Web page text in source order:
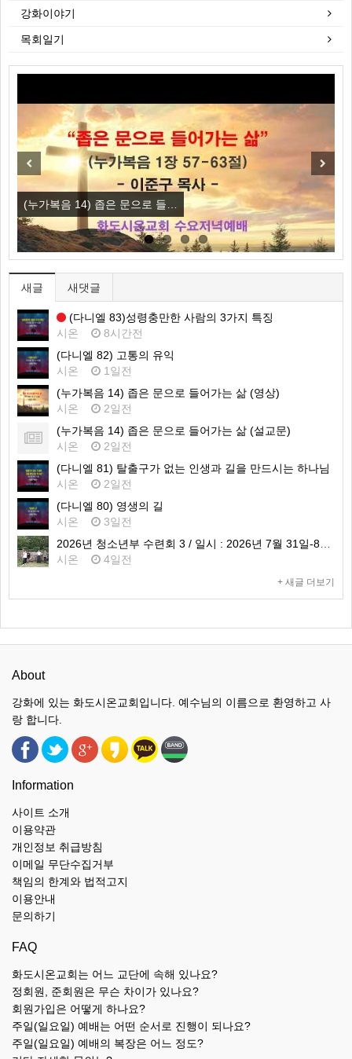
강화이야기
목회일기
(누가복음 14) 좁은 문으로 들…
Next
새글 새댓글
(다니엘 83)성령충만한 사람의 3가지 특징
시온
8시간전
(다니엘 82) 고통의 유익
시온
1일전
(누가복음 14) 좁은 문으로 들어가는 삶 (영상)
시온
2일전
(누가복음 14) 좁은 문으로 들어가는 삶 (설교문)
시온
2일전
(다니엘 81) 탈출구가 없는 인생과 길을 만드시는 하나님
시온
2일전
(다니엘 80) 영생의 길
시온
3일전
2026년 청소년부 수련회 3 / 일시 : 2026년 7월 31일-8월 1일 / 장소 : 가평 필그림하우스
시온
4일전
+ 새글 더보기
About
강화에 있는 화도시온교회입니다. 예수님의 이름으로 환영하고 사
랑 합니다.
Information
사이트 소개
이용약관
개인정보 취급방침
이메일 무단수집거부
책임의 한계와 법적고지
이용안내
문의하기
FAQ
화도시온교회는 어느 교단에 속해 있나요?
정회원, 준회원은 무슨 차이가 있나요?
회원가입은 어떻게 하나요?
주일(일요일) 예배는 어떤 순서로 진행이 되나요?
주일(일요일) 예배의 복장은 어느 정도?